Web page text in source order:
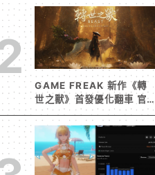
告別》&《自無垠處歸航之
星》入榜
GAME FREAK 新作《轉
世之獸》首發優化翻車 官
方急發聲明承諾提供大量更
新彌補